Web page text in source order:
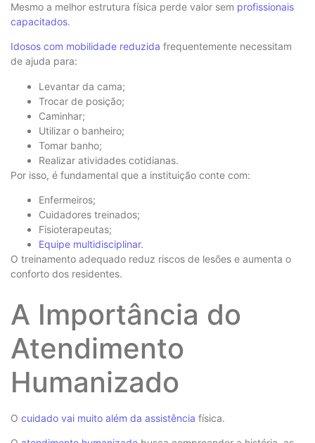
Mesmo a melhor estrutura física perde valor sem profissionais
capacitados.
Idosos com mobilidade reduzida frequentemente necessitam
de ajuda para:
Levantar da cama;
Trocar de posição;
Caminhar;
Utilizar o banheiro;
Tomar banho;
Realizar atividades cotidianas.
Por isso, é fundamental que a instituição conte com:
Enfermeiros;
Cuidadores treinados;
Fisioterapeutas;
Equipe multidisciplinar.
O treinamento adequado reduz riscos de lesões e aumenta o
conforto dos residentes.
A Importância do
Atendimento
Humanizado
O cuidado vai muito além da assistência física.